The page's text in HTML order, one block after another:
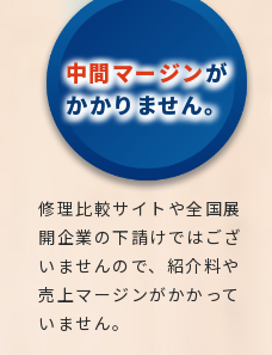
中間マージンが
かかりません。
修理比較サイトや全国展
開企業の下請けではござ
いませんので、紹介料や
売上マージンがかかって
いません。